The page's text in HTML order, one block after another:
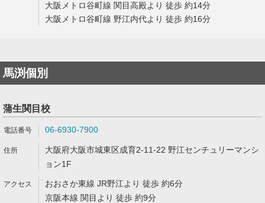
大阪メトロ谷町線 関目高殿より 徒歩 約14分
大阪メトロ谷町線 野江内代より 徒歩 約16分
馬渕個別
蒲生関目校
06-6930-7900
大阪府大阪市城東区成育2-11-22 野江センチュリーマンシ
ョン1F
おおさか東線 JR野江より 徒歩 約6分
京阪本線 関目より 徒歩 約9分